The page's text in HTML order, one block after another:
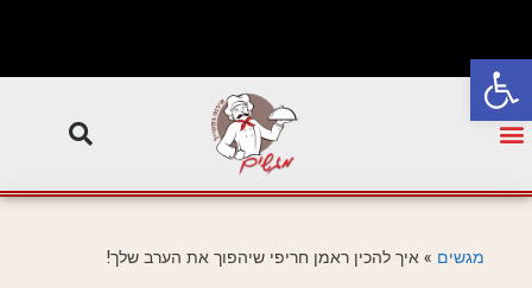
פתח סרגל נגישות
מגשים » איך להכין ראמן חריפי שיהפוך את הערב שלך!